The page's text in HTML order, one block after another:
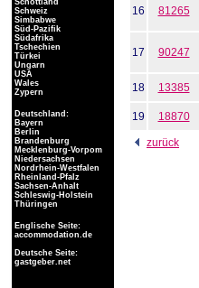
16 81265
17 90247
18
13385
19 18870
zurück
Schottland
Schweiz
Simbabwe
Süd-Pazifik
Südafrika
Tschechien
Türkei
Ungarn
USA
Wales
Zypern
Deutschland:
Bayern
Berlin
Brandenburg
Mecklenburg-Vorpom
Niedersachsen
Nordrhein-Westfalen
Rheinland-Pfalz
Sachsen-Anhalt
Schleswig-Holstein
Thüringen
Englische Seite:
accommodation.de
Deutsche Seite:
gastgeber.net